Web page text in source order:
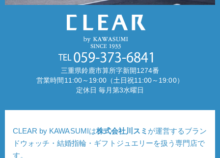
三重県鈴鹿市算所字新開1274番
営業時間11:00～19:00（土日祝11:00～19:00）
定休日 毎月第3水曜日
CLEAR by KAWASUMIは株式会社川スミ が運営するブラン
ドウォッチ・結婚指輪・ギフトジュエリーを扱う専門店で
す。